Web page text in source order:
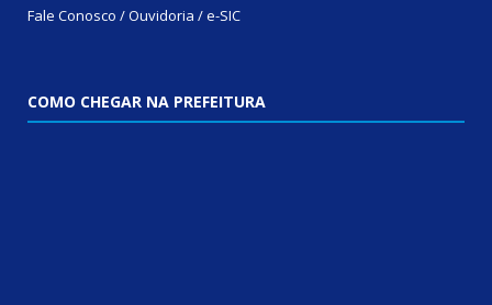
Fale Conosco / Ouvidoria / e-SIC
COMO CHEGAR NA PREFEITURA